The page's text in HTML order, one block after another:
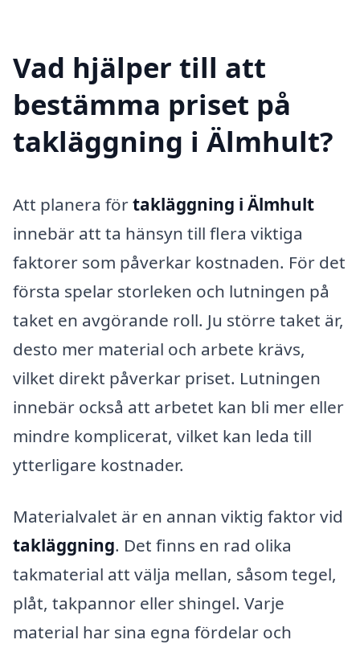
Vad hjälper till att
bestämma priset på
takläggning i Älmhult?
Att planera förtakläggning i Älmhult
innebär att ta hänsyn till flera viktiga
faktorer som påverkar kostnaden. För det
första spelar storleken och lutningen på
taket en avgörande roll. Ju större taket är,
desto mer material och arbete krävs,
vilket direkt påverkar priset. Lutningen
innebär också att arbetet kan bli mer eller
mindre komplicerat, vilket kan leda till
ytterligare kostnader.
Materialvalet är en annan viktig faktor vid
takläggning. Det finns en rad olika
takmaterial att välja mellan, såsom tegel,
plåt, takpannor eller shingel. Varje
material har sina egna fördelar och